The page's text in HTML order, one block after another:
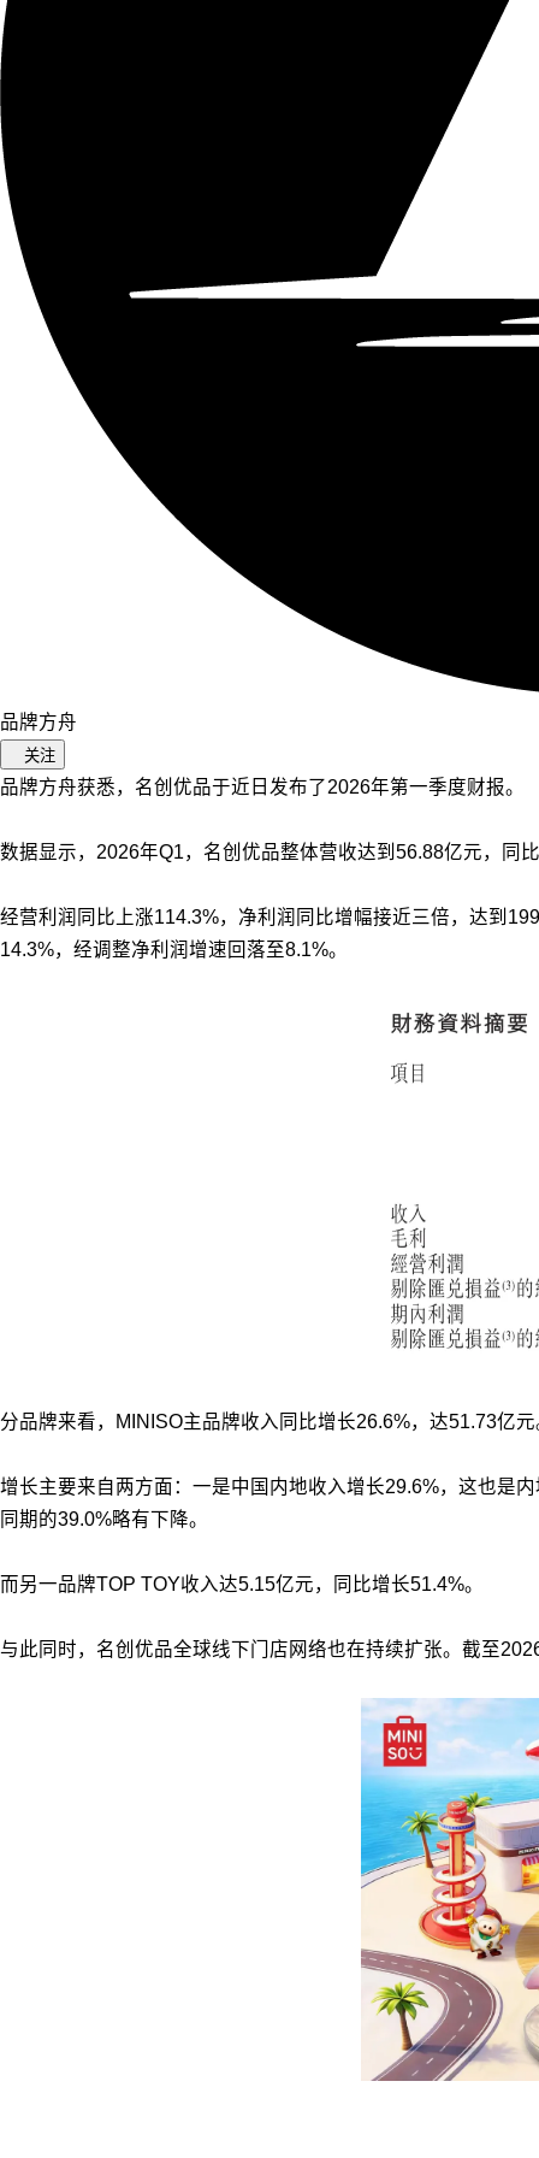
品牌方舟
关注
品牌方舟获悉，名创优品于近日发布了2026年第一季度财报。
数据显示，2026年Q1，名创优品整体营收达到56.88亿元，同
经营利润同比上涨114.3%，净利润同比增幅接近三倍，达到
14.3%，经调整净利润增速回落至8.1%。
分品牌来看，MINISO主品牌收入同比增长26.6%，达51.73亿元
增长主要来自两方面：一是中国内地收入增长29.6%，这也是
同期的39.0%略有下降。
而另一品牌TOP TOY收入达5.15亿元，同比增长51.4%。
与此同时，名创优品全球线下门店网络也在持续扩张。截至